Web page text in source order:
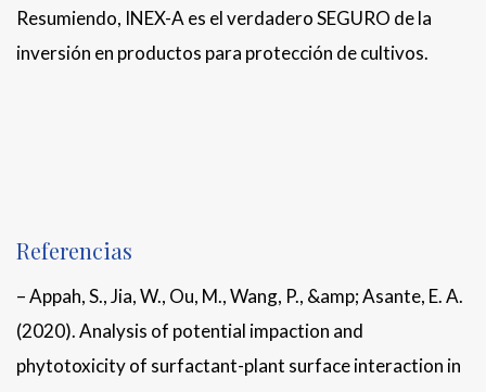
Resumiendo, INEX-A es el verdadero SEGURO de la
inversión en productos para protección de cultivos.
Referencias
– Appah, S., Jia, W., Ou, M., Wang, P., &amp; Asante, E. A.
(2020). Analysis of potential impaction and
phytotoxicity of surfactant-plant surface interaction in